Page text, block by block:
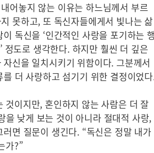
어놓지 않는 이유는 하느님께서 부르
못하고, 또 독신자들에게서 빛나는 삶
독신을 ‘인간적인 사랑을 포기하는 행
정도로 생각한다. 하지만 훨씬 더 깊은
신을 일치시키기 위함이다. 그분께서
더 사랑하고 섬기기 위한 결정이었
것이지만, 혼인하지 않는 사람은 더 잘
낮게 보는 것이 아니라 절대적 사랑,
면 질문이 생긴다. “독신은 정말 내가
가?”